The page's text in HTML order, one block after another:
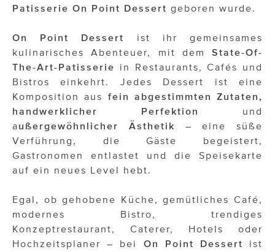
Patisserie On Point Dessert geboren wurde.
On Point Dessert
ist ihr gemeinsames
kulinarisches Abenteuer, mit dem State-Of-
The-Art-Patisserie
in Restaurants, Cafés und
Bistros einkehrt. Jedes Dessert ist eine
Komposition aus fein abgestimmten Zutaten,
handwerklicher Perfektion
und
außergewöhnlicher Ästhetik – eine süße
Verführung, die Gäste begeistert,
Gastronomen entlastet und die Speisekarte
auf ein neues Level hebt.
Egal, ob gehobene Küche, gemütliches Café,
modernes Bistro, trendiges
Konzeptrestaurant, Caterer, Hotels oder
Hochzeitsplaner – bei On Point Dessert
ist